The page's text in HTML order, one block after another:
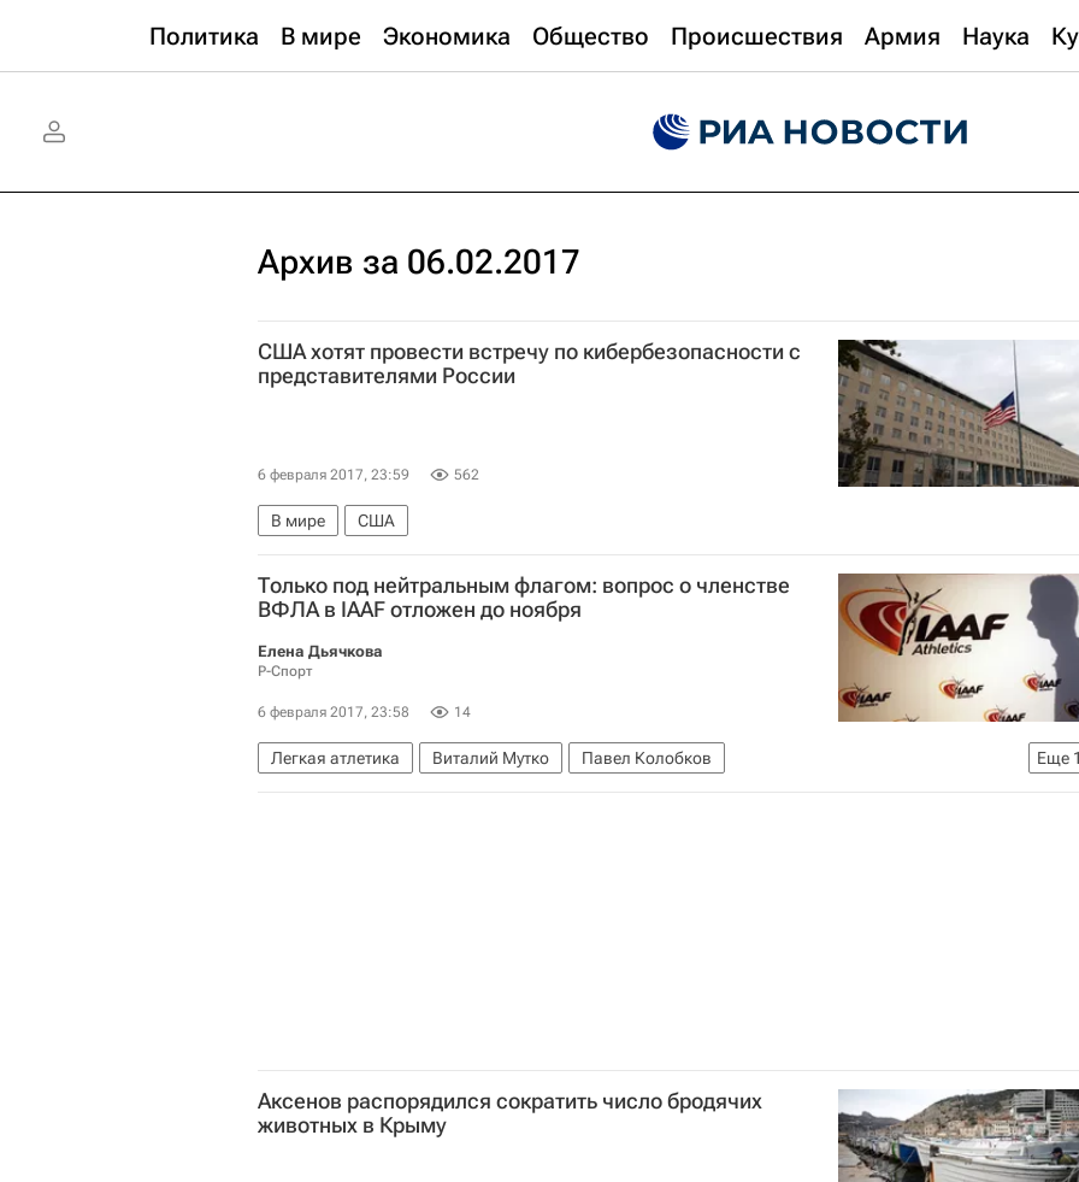
Политика В мире Экономика Общество Происшествия Армия Наука
Архив за 06.02.2017
США хотят провести встречу по кибербезопасности с
представителями России
6 февраля 2017, 23:59 562
В мире США
Только под нейтральным флагом: вопрос о членстве
ВФЛА в IAAF отложен до ноября
Елена Дьячкова
Р-Спорт
6 февраля 2017, 23:58 14
Еще
Легкая атлетика Виталий Мутко
Павел Колобков
Всемирное антидопинговое агентство (WADA)
Аксенов распорядился сократить число бродячих
животных в Крыму